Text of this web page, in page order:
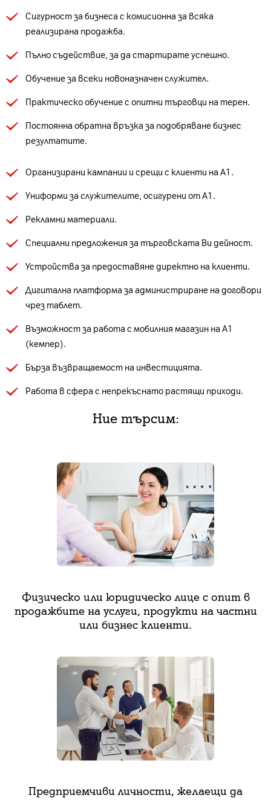
Сигурност за бизнеса с комисионна за всяка
реализирана продажба.
Пълно съдействие, за да стартирате успешно.
Обучение за всеки новоназначен служител.
Практическо обучение с опитни търговци на терен.
Постоянна обратна връзка за подобряване бизнес
резултатите.
Организирани кампании и срещи с клиенти на А1.
Униформи за служителите, осигурени от А1.
Рекламни материали.
Специални предложения за търговската Ви дейност.
Устройства за предоставяне директно на клиенти.
Дигитална платформа за администриране на договори
чрез таблет.
Възможност за работа с мобилния магазин на А1
(кемпер).
Бърза възвращаемост на инвестицията.
Работа в сфера с непрекъснато растящи приходи.
Ние търсим:
Физическо или юридическо лице с опит в
продажбите на услуги, продукти на частни
или бизнес клиенти.
Предприемчиви личности, желаещи да